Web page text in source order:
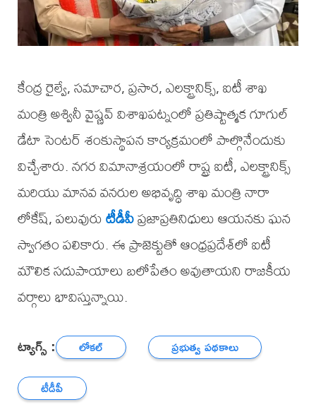
కేంద్ర రైల్వే, సమాచార, ప్రసార, ఎలక్ట్రానిక్స్, ఐటీ శాఖ
మంత్రి అశ్వినీ వైష్ణవ్ విశాఖపట్నంలో ప్రతిష్టాత్మక గూగుల్
డేటా సెంటర్ శంకుస్థాపన కార్యక్రమంలో పాల్గొనేందుకు
విచ్చేశారు. నగర విమానాశ్రయంలో రాష్ట్ర ఐటీ, ఎలక్ట్రానిక్స్
మరియు మానవ వనరుల అభివృద్ధి శాఖ మంత్రి నారా
లోకేష్, పలువురుటీడీపీప్రజాప్రతినిధులు ఆయనకు ఘన
స్వాగతం పలికారు. ఈ ప్రాజెక్టుతో ఆంధ్రప్రదేశ్‌లో ఐటీ
మౌలిక సదుపాయాలు బలోపేతం అవుతాయని రాజకీయ
వర్గాలు భావిస్తున్నాయి.
ట్యాగ్స్ : లోకల్
ప్రభుత్వ పథకాలు
టీడీపీ